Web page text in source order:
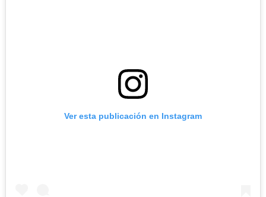
Ver esta publicación en Instagram